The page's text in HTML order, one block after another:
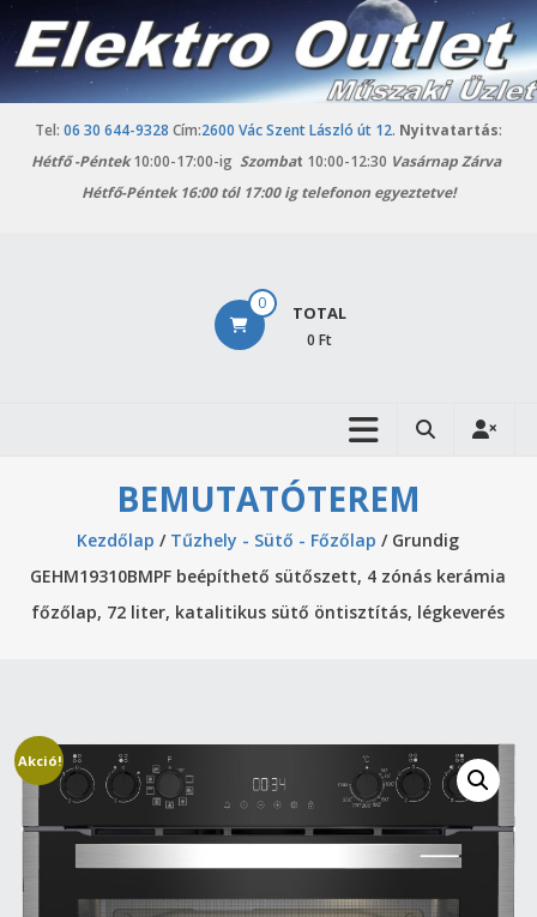
Skip
content
Tel: 06 30 644-9328 Cím:2600 Vác Szent László út 12. Nyitvatartás:
Hétfő -Péntek10:00-17:00-ig Szombat 10:00-12:30 Vasárnap Zárva
Hétfő-Péntek 16:00 tól 17:00 ig telefonon egyeztetve!
0 TOTAL
0 Ft
BEMUTATÓTEREM
Kezdőlap / Tűzhely - Sütő - Főzőlap / Grundig
GEHM19310BMPF beépíthető sütőszett, 4 zónás kerámia
főzőlap, 72 liter, katalitikus sütő öntisztítás, légkeverés
Akció!